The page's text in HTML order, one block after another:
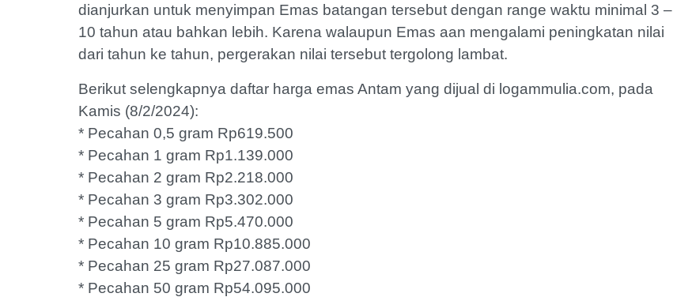
dianjurkan untuk menyimpan Emas batangan tersebut dengan range waktu minimal 3 –
10 tahun atau bahkan lebih. Karena walaupun Emas aan mengalami peningkatan nilai
dari tahun ke tahun, pergerakan nilai tersebut tergolong lambat.
Berikut selengkapnya daftar harga emas Antam yang dijual di logammulia.com, pada
Kamis (8/2/2024):
* Pecahan 0,5 gram Rp619.500
* Pecahan 1 gram Rp1.139.000
* Pecahan 2 gram Rp2.218.000
* Pecahan 3 gram Rp3.302.000
* Pecahan 5 gram Rp5.470.000
* Pecahan 10 gram Rp10.885.000
* Pecahan 25 gram Rp27.087.000
* Pecahan 50 gram Rp54.095.000